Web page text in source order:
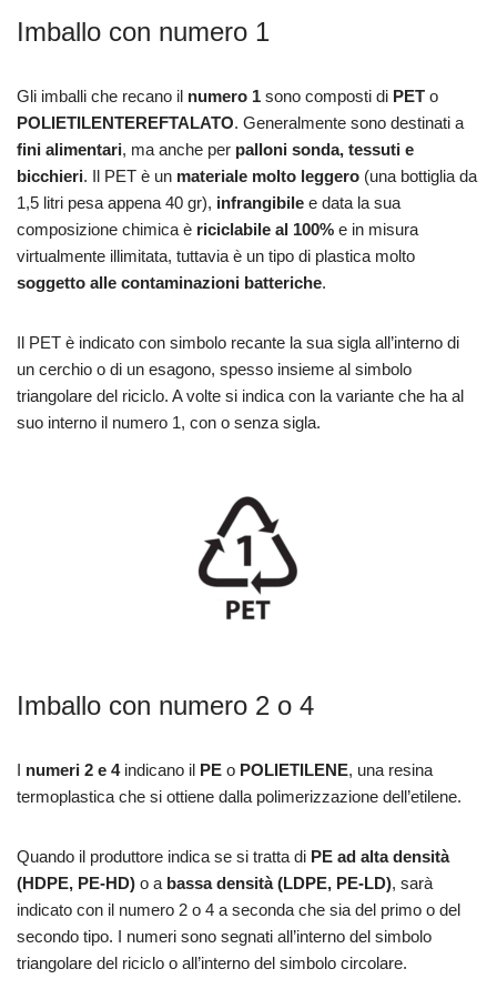
Imballo con numero 1
Gli imballi che recano il numero 1 sono composti di PET o
POLIETILENTEREFTALATO. Generalmente sono destinati a
fini alimentari, ma anche per palloni sonda, tessuti e
bicchieri. Il PET è un materiale molto leggero (una bottiglia da
1,5 litri pesa appena 40 gr), infrangibile e data la sua
composizione chimica è riciclabile al 100% e in misura
virtualmente illimitata, tuttavia è un tipo di plastica molto
soggetto alle contaminazioni batteriche.
Il PET è indicato con simbolo recante la sua sigla all’interno di
un cerchio o di un esagono, spesso insieme al simbolo
triangolare del riciclo. A volte si indica con la variante che ha al
suo interno il numero 1, con o senza sigla.
Imballo con numero 2 o 4
I numeri 2 e 4indicano il PE o POLIETILENE, una resina
termoplastica che si ottiene dalla polimerizzazione dell’etilene.
Quando il produttore indica se si tratta di PE ad alta densità
(HDPE, PE-HD) o a bassa densità (LDPE, PE-LD), sarà
indicato con il numero 2 o 4 a seconda che sia del primo o del
secondo tipo. I numeri sono segnati all’interno del simbolo
triangolare del riciclo o all’interno del simbolo circolare.